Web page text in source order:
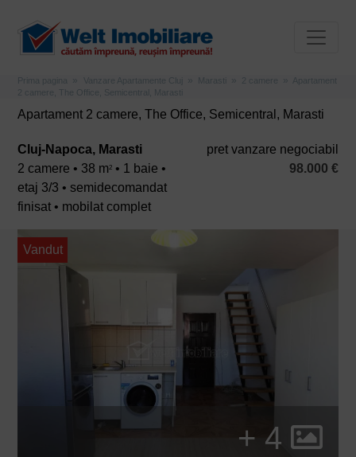
Prima pagina Vanzare Apartamente Cluj Marasti 2 camere
Apartament
2 camere, The Office, Semicentral, Marasti
Apartament 2 camere, The Office, Semicentral, Marasti
Cluj-Napoca, Marasti
2 camere • 38 m2 • 1 baie •
etaj 3/3 • semidecomandat
finisat • mobilat complet
pret vanzare negociabil
98.000 €
+ 4
Vandut